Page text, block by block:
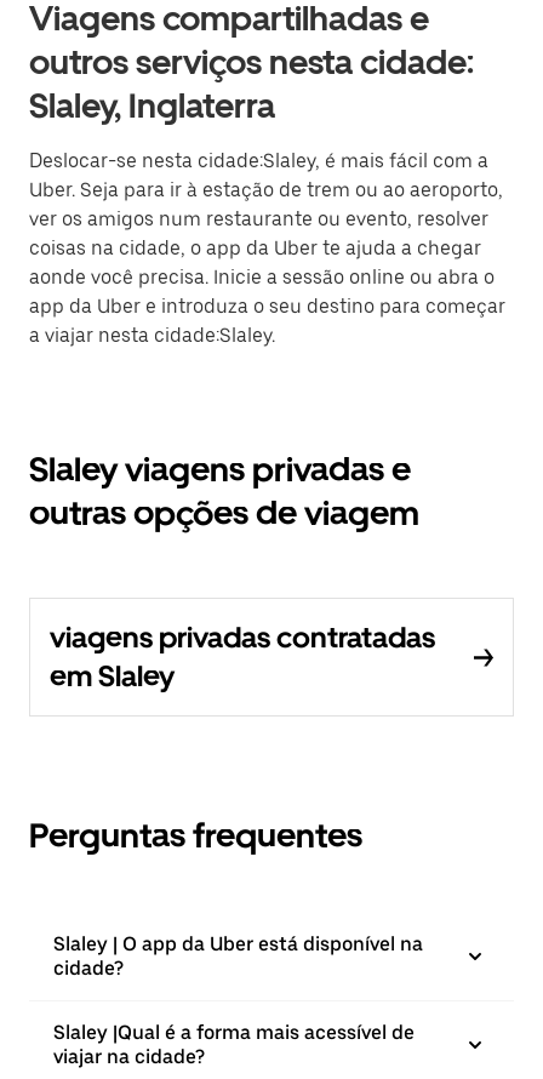
Viagens compartilhadas e
outros serviços nesta cidade:
Slaley, Inglaterra
Deslocar-se nesta cidade:Slaley, é mais fácil com a
Uber. Seja para ir à estação de trem ou ao aeroporto,
ver os amigos num restaurante ou evento, resolver
coisas na cidade, o app da Uber te ajuda a chegar
aonde você precisa. Inicie a sessão online ou abra o
app da Uber e introduza o seu destino para começar
a viajar nesta cidade:Slaley.
Slaley viagens privadas e
outras opções de viagem
viagens privadas contratadas
em Slaley
Perguntas frequentes
Slaley | O app da Uber está disponível na
cidade?
Slaley |⁠Qual é a forma mais acessível de
viajar na cidade?